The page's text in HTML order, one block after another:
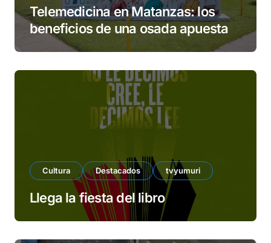
Telemedicina en Matanzas: los
beneficios de una osada apuesta
Cultura Destacados tvyumuri
Llega la fiesta del libro